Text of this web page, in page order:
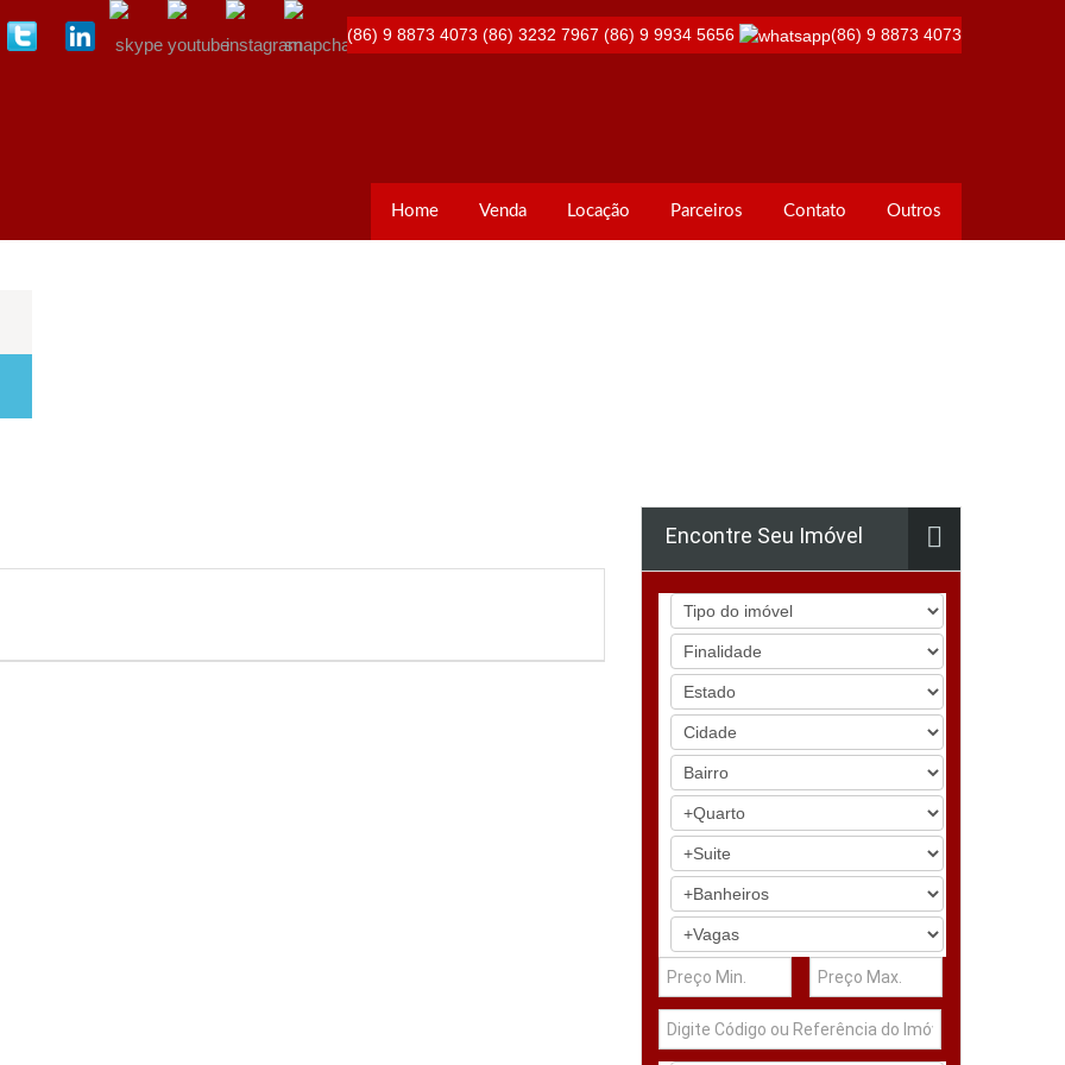
(86) 9 8873 4073 (86) 3232 7967 (86) 9 9934 5656 (86) 9 8873 4073
Home Venda Locação Parceiros Contato Outros
Encontre Seu Imóvel